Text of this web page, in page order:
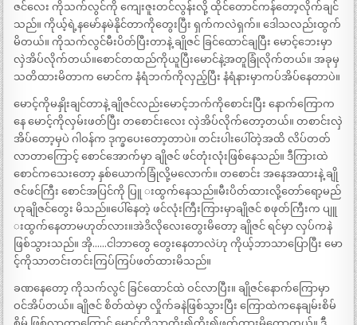
ဇင်လေး ကိုသက်လွင်ကို ကျေးဇူးတင်လွန်းလို့ ထိုင်တောင်ကန်တော့လိုက်ချင်
သည်။ ကိုယ့်ရဲ့နမော်နမဲနိုင်တာကိုတွေးပြီး ရှက်ကလဲရှက်။ ဒေါသလည်းထွက်
မိတယ်။ ကိုသက်လွင်မီးပိတ်ပြီးတာနဲ့ ချိုဇင် ခြင်ထောင်ချပြီး မောင့်ဘေးမှာ
လှဲအိပ်လိုက်တယ်။စောင်တထည်ကိုယူပြီးမောင်နဲ့အတူခြုံလိုက်တယ်။ အခုမှ
သတိထားမိတာက မောင်က နံရံဘက်ကိုလှည့်ပြီး နံရံနားမှာကပ်အိပ်နေတာပဲ။
မောင့်ကိုမနှိုးချင်တာနဲ့ ချိုဇင်လည်းမောင့်ဘက်ကိုစောင်းပြီး နောက်ကြောက
နေ မောင့်ကိုလှမ်းဖတ်ပြီး တစောင်းလေး လှဲအိပ်လိုက်တော့တယ်။ တစာင်းလှဲ
အိပ်တော့မှပဲ ဂါဝန်က ဒုက္ခပေးတော့တာပဲ။ တင်းပါးပေါ်တဲ့အထိ လိပ်တတ်
လာတာကြောင့် စောင်အောက်မှာ ချိုဇင် ဖင်တုံးလုံးဖြစ်နေသည်။ ဒီကြားထဲ
စောင်ကသေးတော့ နှစ်ယောက်ခြုံလို့မလောက်။ တစောင်း အနေအထားနဲ့ ချို
ဇင်ဖင်ကြီး စောင်အပြင်ကို ပြူ းထွက်နေသည်။မီးပိတ်ထားလို့တော်ရော့မည်
ဟုချိုဇင်တွေး မိသည်။ပေါ်နေတဲ့ ဖင်လုံးကြီးကြားမှာချိုဇင် စဖုတ်ကြီးက ပျူ
းထွက်နေတာမဟုတ်လား။အဲဒိလိုလေးတွေးမိတော့ ချိုဇင် ရင်မှာ လှပ်ကနဲ
ဖြစ်သွားသည်။ အို……ငါဘာတွေ တွေးနေတာလဲ´ဟု ကိုယ့်ဘာသာပြောပြီး မော
င့်ကိုသာတင်းတင်းကြပ်ကြပ်ဖတ်ထားမိသည်။
ခဏနေတော့ ကိုသက်လွင် ခြင်ထောင်ထဲ ဝင်လာပြီး။ ချိုဇင်နောက်ကြောမှာ
ဝင်အိပ်တယ်။ ချိုဇင် စိတ်ထဲမှာ လှိုက်ခနဲဖြစ်သွားပြီး ကြောထဲကနေချမ်းစိမ်